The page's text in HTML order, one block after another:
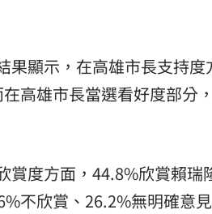
果顯示，在高雄市長支持
高雄市長當選看好度部分
賞度方面，44.8%欣賞賴瑞
不欣賞、26.2%無明確意